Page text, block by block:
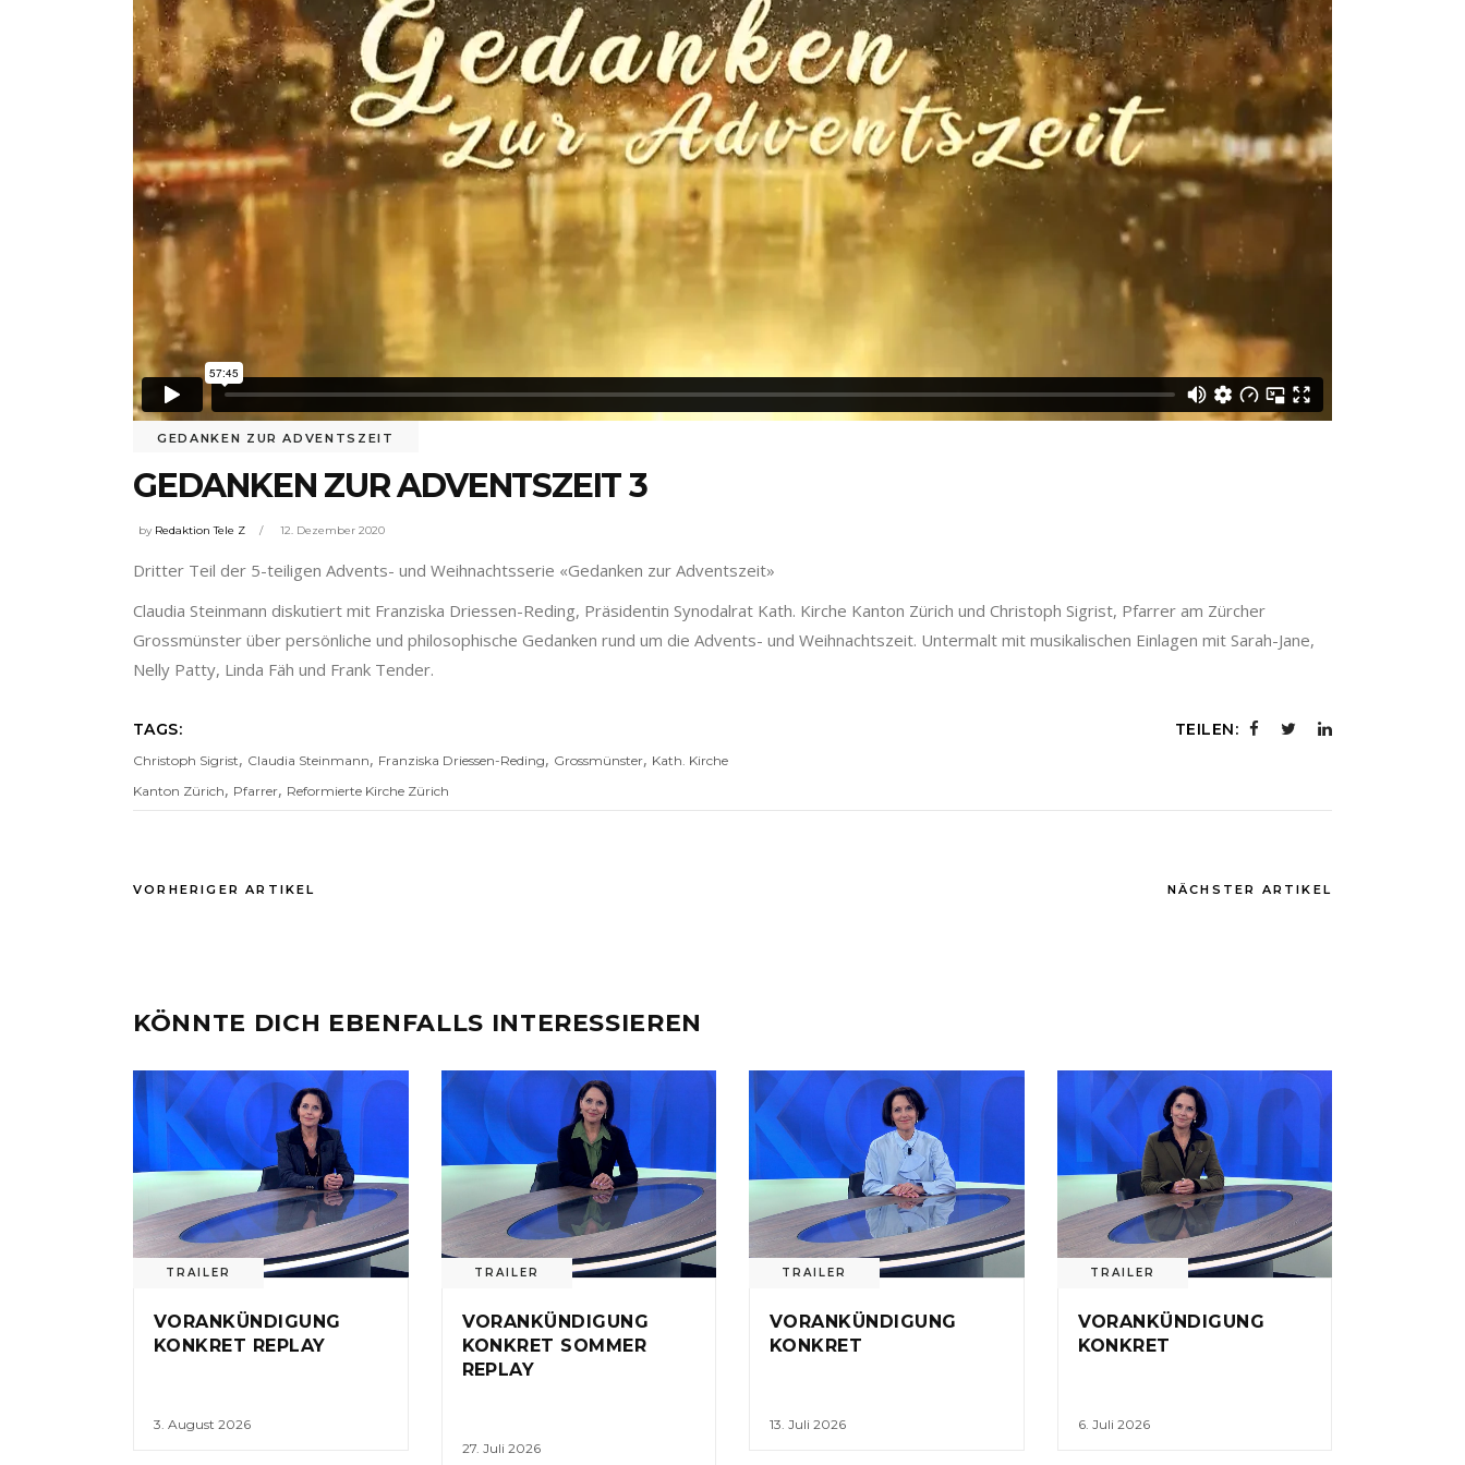
GEDANKEN ZUR ADVENTSZEIT
GEDANKEN ZUR ADVENTSZEIT 3
by Redaktion Tele Z 12. Dezember 2020
Dritter Teil der 5-teiligen Advents- und Weihnachtsserie «Gedanken zur Adventszeit»
Claudia Steinmann diskutiert mit Franziska Driessen-Reding, Präsidentin Synodalrat Kath. Kirche Kanton Zürich und Christoph Sigrist, Pfarrer am Zürcher
Grossmünster über persönliche und philosophische Gedanken rund um die Advents- und Weihnachtszeit. Untermalt mit musikalischen Einlagen mit Sarah-Jane,
Nelly Patty, Linda Fäh und Frank Tender.
TAGS:
Christoph Sigrist, Claudia Steinmann, Franziska Driessen-Reding, Grossmünster, Kath. Kirche
Kanton Zürich, Pfarrer, Reformierte Kirche Zürich
TEILEN:
VORHERIGER ARTIKEL NÄCHSTER ARTIKEL
KÖNNTE DICH EBENFALLS INTERESSIEREN
TRAILER
VORANKÜNDIGUNG
KONKRET REPLAY
3. August 2026
TRAILER
VORANKÜNDIGUNG
KONKRET SOMMER
REPLAY
27. Juli 2026
TRAILER
VORANKÜNDIGUNG
KONKRET
13. Juli 2026
TRAILER
VORANKÜNDIGUNG
KONKRET
6. Juli 2026